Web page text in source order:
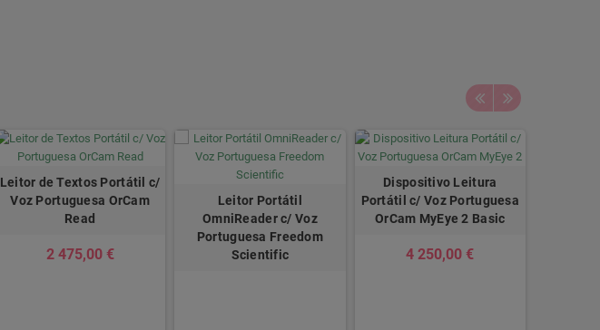
Leitor de Textos Portátil c/
Voz Portuguesa OrCam
Read
2 475,00 €
Leitor Portátil
OmniReader c/ Voz
Portuguesa Freedom
Scientific
Dispositivo Leitura
Portátil c/ Voz Portuguesa
OrCam MyEye 2 Basic
4 250,00 €